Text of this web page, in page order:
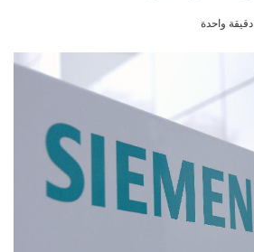
دقيقة واحدة